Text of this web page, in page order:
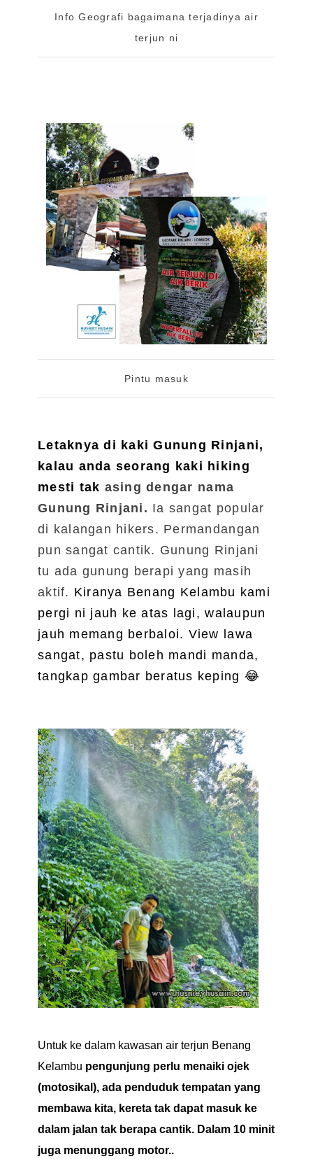
Info Geografi bagaimana terjadinya air
terjun ni
Pintu masuk
Letaknya di kaki Gunung Rinjani,
kalau anda seorang kaki hiking
mesti tak asing dengar nama
Gunung Rinjani. Ia sangat popular
di kalangan hikers. Permandangan
pun sangat cantik. Gunung Rinjani
tu ada gunung berapi yang masih
aktif. Kiranya Benang Kelambu kami
pergi ni jauh ke atas lagi, walaupun
jauh memang berbaloi. View lawa
sangat, pastu boleh mandi manda,
tangkap gambar beratus keping 😂
Untuk ke dalam kawasan air terjun Benang
Kelambu pengunjung perlu menaiki ojek
(motosikal), ada penduduk tempatan yang
membawa kita, kereta tak dapat masuk ke
dalam jalan tak berapa cantik. Dalam 10 minit
juga menunggang motor..